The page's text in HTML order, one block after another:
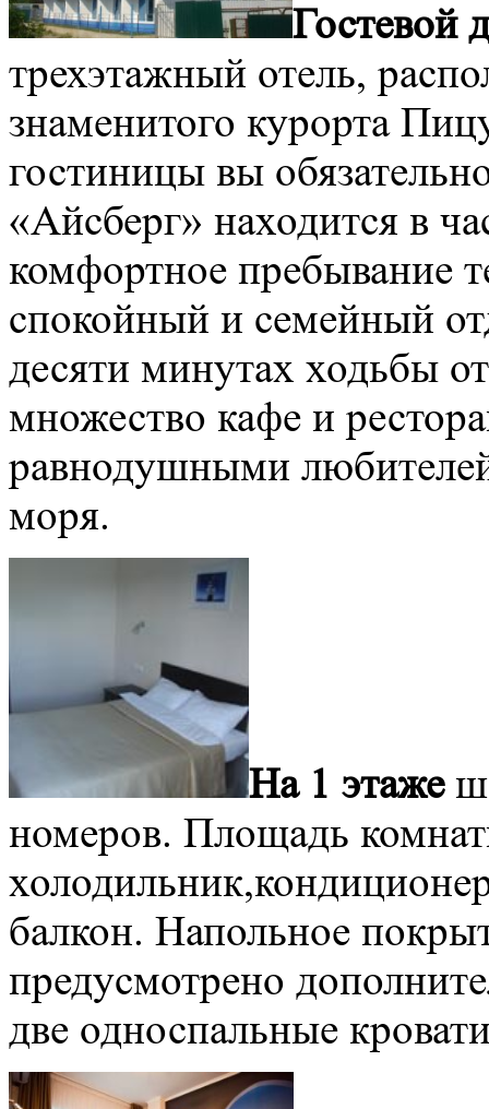
Гостевой
трехэтажный отель,
знаменитого курорта
гостиницы вы
«Айсберг» находится в
комфортное пребывание
спокойный и семейный
десяти минутах ходьбы
множество кафе и
равнодушными
моря.
На 1 этаже
номеров. Площадь
балкон. Напольное
предусмотрено
две односпальные